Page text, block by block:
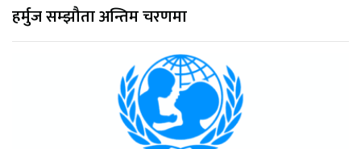
हर्मुज सम्झौता अन्तिम चरणमा